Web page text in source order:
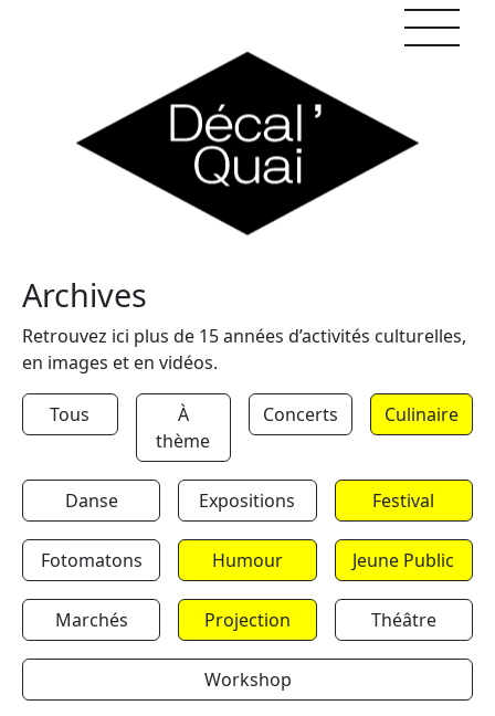
Archives
Retrouvez ici plus de 15 années d’activités culturelles,
en images et en vidéos.
Tous
À
thème
Concerts Culinaire
Danse Expositions Festival
Fotomatons Humour Jeune Public
Marchés Projection Théâtre
Workshop